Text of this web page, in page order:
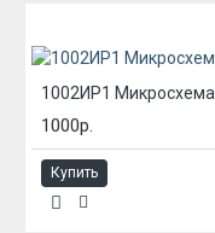
1002ИР1 Микросхема
1000р.
Купить